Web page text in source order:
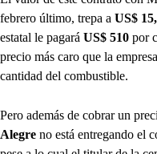
febrero último, trepa a US$
estatal le pagará US$ 510 por
precio más caro que la
cantidad del combustible.
Pero además de cobrar un
Alegre no está entregando el